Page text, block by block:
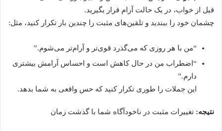
قبل از خواب، در یک حالت آرام قرار بگیرید.
چشمان خود را ببندید و تلقین‌های مثبت را چندین بار تکرار کنید، مثل:
“من با هر روزی که می‌گذرد قوی‌تر و آرام‌تر می‌شوم.”
“اضطراب من در حال کاهش است و احساس آرامش بیشتری
دارم.”
این جملات را طوری تکرار کنید که حس واقعی به شما بدهد.
نتیجه: تغییرات مثبت در ناخودآگاه شما با گذشت زمان